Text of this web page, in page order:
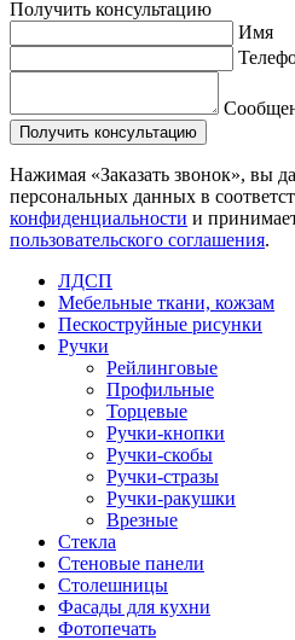
Получить консультацию
Имя
Нажимая «Заказать звонок», вы
персональных данных в
конфиденциальности и
пользовательского соглашения.
ЛДСП
Мебельные ткани, кожзам
Пескоструйные рисунки
Ручки
Рейлинговые
Профильные
Торцевые
Ручки-кнопки
Ручки-скобы
Ручки-стразы
Ручки-ракушки
Врезные
Стекла
Стеновые панели
Столешницы
Фасады для кухни
Фотопечать